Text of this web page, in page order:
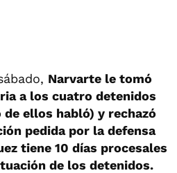
Narvarte le tomó
a los cuatro detenidos
ellos habló) y rechazó
pedida por la defensa
tiene 10 días procesales
de los detenidos.